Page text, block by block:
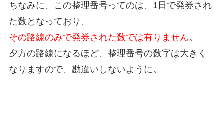
ちなみに、この整理番号ってのは、1日で発券され
た数となっており、
その路線のみで発券された数では有りません。
夕方の路線になるほど、整理番号の数字は大きく
なりますので、勘違いしないように。